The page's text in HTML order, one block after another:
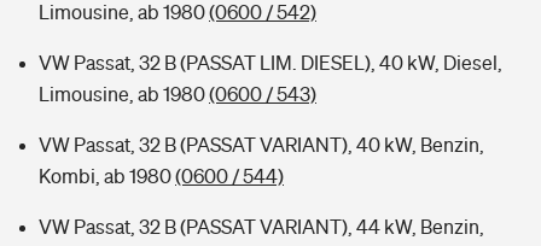
Limousine, ab 1980(0600 / 542)
VW Passat, 32 B (PASSAT LIM. DIESEL), 40 kW, Diesel,
Limousine, ab 1980(0600 / 543)
VW Passat, 32 B (PASSAT VARIANT), 40 kW, Benzin,
Kombi, ab 1980(0600 / 544)
VW Passat, 32 B (PASSAT VARIANT), 44 kW, Benzin,